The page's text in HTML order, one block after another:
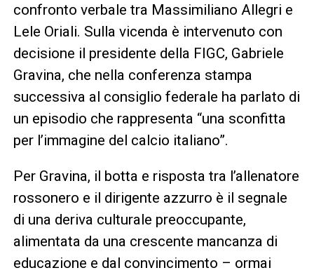
confronto verbale tra Massimiliano Allegri e
Lele Oriali. Sulla vicenda è intervenuto con
decisione il presidente della FIGC, Gabriele
Gravina, che nella conferenza stampa
successiva al consiglio federale ha parlato di
un episodio che rappresenta “una sconfitta
per l’immagine del calcio italiano”.
Per Gravina, il botta e risposta tra l’allenatore
rossonero e il dirigente azzurro è il segnale
di una deriva culturale preoccupante,
alimentata da una crescente mancanza di
educazione e dal convincimento – ormai